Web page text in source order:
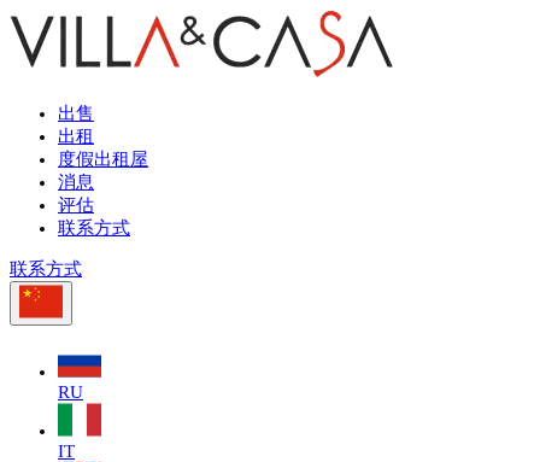
出售
出租
度假出租屋
消息
评估
联系方式
联系方式
RU
IT